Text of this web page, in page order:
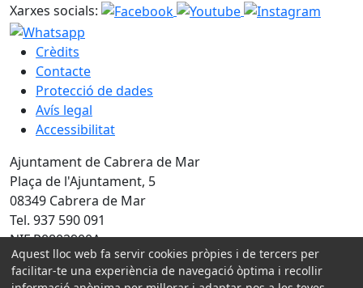
Xarxes socials:
Crèdits
Contacte
Protecció de dades
Avís legal
Accessibilitat
Ajuntament de Cabrera de Mar
Plaça de l'Ajuntament, 5
08349 Cabrera de Mar
Tel. 937 590 091
NIF P0802900A
Amb la col·laboració de:
Aquest lloc web fa servir cookies pròpies i de tercers per
facilitar-te una experiència de navegació òptima i recollir